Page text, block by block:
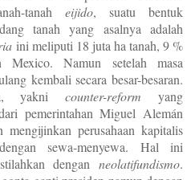
tanaheijido, suatu bentuk
tanah yang asalnya adalah
ini meliputi 18 juta ha tanah, 9 %
Mexico. Namun setelah masa
kembali secara besar-besaran.
yakni counter-reform yang
pemerintahan Miguel Alemán
perusahaan kapitalis
dengan sewa-menyewa. Hal ini
dengan neolatifundismo.